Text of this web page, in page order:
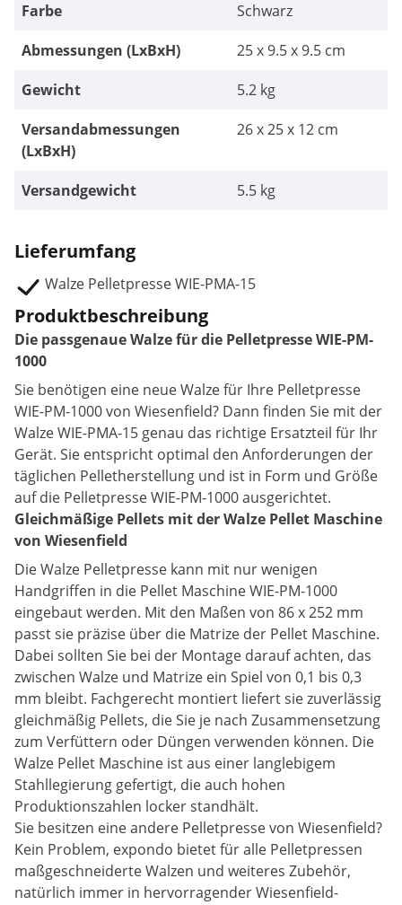
Farbe
Schwarz
Abmessungen (LxBxH)
25 x 9.5 x 9.5 cm
Gewicht
5.2 kg
Versandabmessungen
(LxBxH)
26 x 25 x 12 cm
Versandgewicht 5.5 kg
Lieferumfang
Walze Pelletpresse WIE-PMA-15
Produktbeschreibung
Die passgenaue Walze für die Pelletpresse WIE-PM-
1000
Sie benötigen eine neue Walze für Ihre Pelletpresse
WIE-PM-1000 von Wiesenfield? Dann finden Sie mit der
Walze WIE-PMA-15 genau das richtige Ersatzteil für Ihr
Gerät. Sie entspricht optimal den Anforderungen der
täglichen Pelletherstellung und ist in Form und Größe
auf die Pelletpresse WIE-PM-1000 ausgerichtet.
Gleichmäßige Pellets mit der Walze Pellet Maschine
von Wiesenfield
Die Walze Pelletpresse kann mit nur wenigen
Handgriffen in die Pellet Maschine WIE-PM-1000
eingebaut werden. Mit den Maßen von 86 x 252 mm
passt sie präzise über die Matrize der Pellet Maschine.
Dabei sollten Sie bei der Montage darauf achten, das
zwischen Walze und Matrize ein Spiel von 0,1 bis 0,3
mm bleibt. Fachgerecht montiert liefert sie zuverlässig
gleichmäßig Pellets, die Sie je nach Zusammensetzung
zum Verfüttern oder Düngen verwenden können. Die
Walze Pellet Maschine ist aus einer langlebigem
Stahllegierung gefertigt, die auch hohen
Produktionszahlen locker standhält.
Sie besitzen eine andere Pelletpresse von Wiesenfield?
Kein Problem, expondo bietet für alle Pelletpressen
maßgeschneiderte Walzen und weiteres Zubehör,
natürlich immer in hervorragender Wiesenfield-